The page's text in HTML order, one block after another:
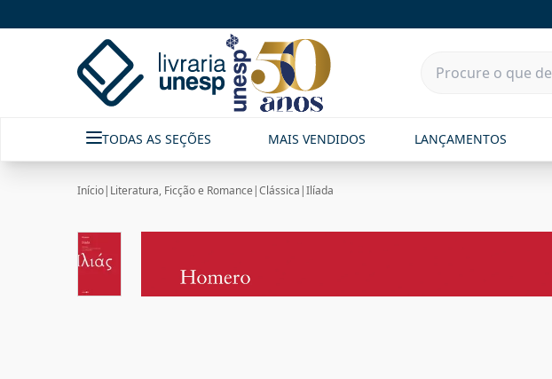
TODAS AS SEÇÕES MAIS VENDIDOS LANÇAMENTOS
Início| Literatura, Ficção e Romance |Clássica |Ilíada